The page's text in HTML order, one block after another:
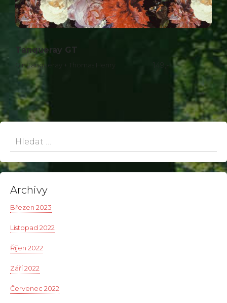
Tanqueray GT
149,-
Gin Tanqueray + Thomas Henry
Archivy
Březen 2023
Listopad 2022
Říjen 2022
Září 2022
Červenec 2022